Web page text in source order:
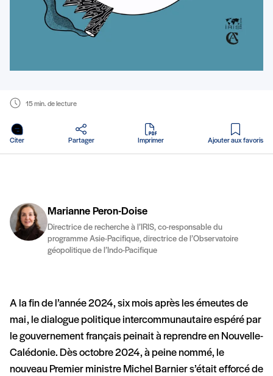
15 min. de lecture
Citer Partager Imprimer
en PDF
Ajouter aux favoris
Marianne Peron-Doise
Directrice de recherche à l’IRIS, co-responsable du
programme Asie-Pacifique, directrice de l’Observatoire
géopolitique de l’Indo-Pacifique
A la fin de l’année 2024, six mois après les émeutes de
mai, le dialogue politique intercommunautaire espéré par
le gouvernement français peinait à reprendre en Nouvelle-
Calédonie. Dès octobre 2024, à peine nommé, le
nouveau Premier ministre Michel Barnier s’était efforcé de